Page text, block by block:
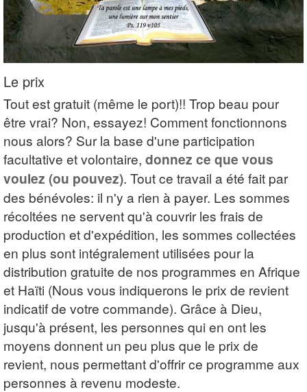
Le prix
Tout est gratuit (même le port)!! Trop beau pour
être vrai? Non, essayez! Comment fonctionnons
nous alors? Sur la base d'une participation
facultative et volontaire, donnez ce que vous
voulez (ou pouvez). Tout ce travail a été fait par
des bénévoles: il n'y a rien à payer. Les sommes
récoltées ne servent qu'à couvrir les frais de
production et d'expédition, les sommes collectées
en plus sont intégralement utilisées pour la
distribution gratuite de nos programmes en Afrique
et Haïti (Nous vous indiquerons le prix de revient
indicatif de votre commande). Grâce à Dieu,
jusqu'à présent, les personnes qui en ont les
moyens donnent un peu plus que le prix de
revient, nous permettant d'offrir ce programme aux
personnes à revenu modeste.